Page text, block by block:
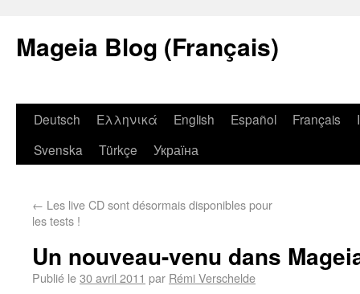
Mageia Blog (Français)
Deutsch Ελληνικά English Español Français
Svenska
Türkçe Україна
← Les live CD sont désormais disponibles pour
les tests !
Un nouveau-venu dans
Publié le30 avril 2011 par Rémi Verschelde